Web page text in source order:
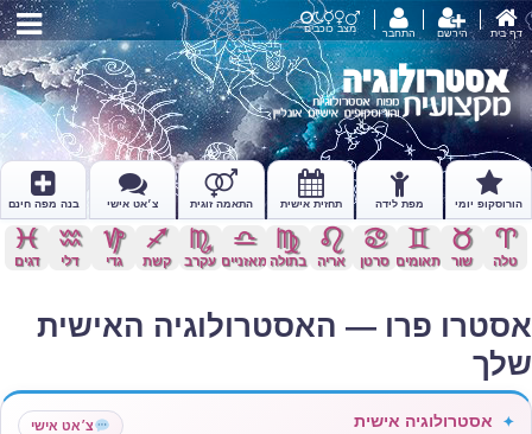
דף בית הירשם התחבר מצב כוכבים
הורוסקופ יומי מפת לידה תחזית אישית התאמה זוגית צ׳אט אישי בנה מפה חינם
a
טלה
s
שור
d
תאומים
f
סרטן
g
אריה
h
בתולה
j
מאזניים
k
עקרב
l
קשת
z
גדי
x
דלי
c
דגים
אסטרו פרו — האסטרולוגיה האישית
שלך
✦ אסטרולוגיה אישית צ׳אט אישי